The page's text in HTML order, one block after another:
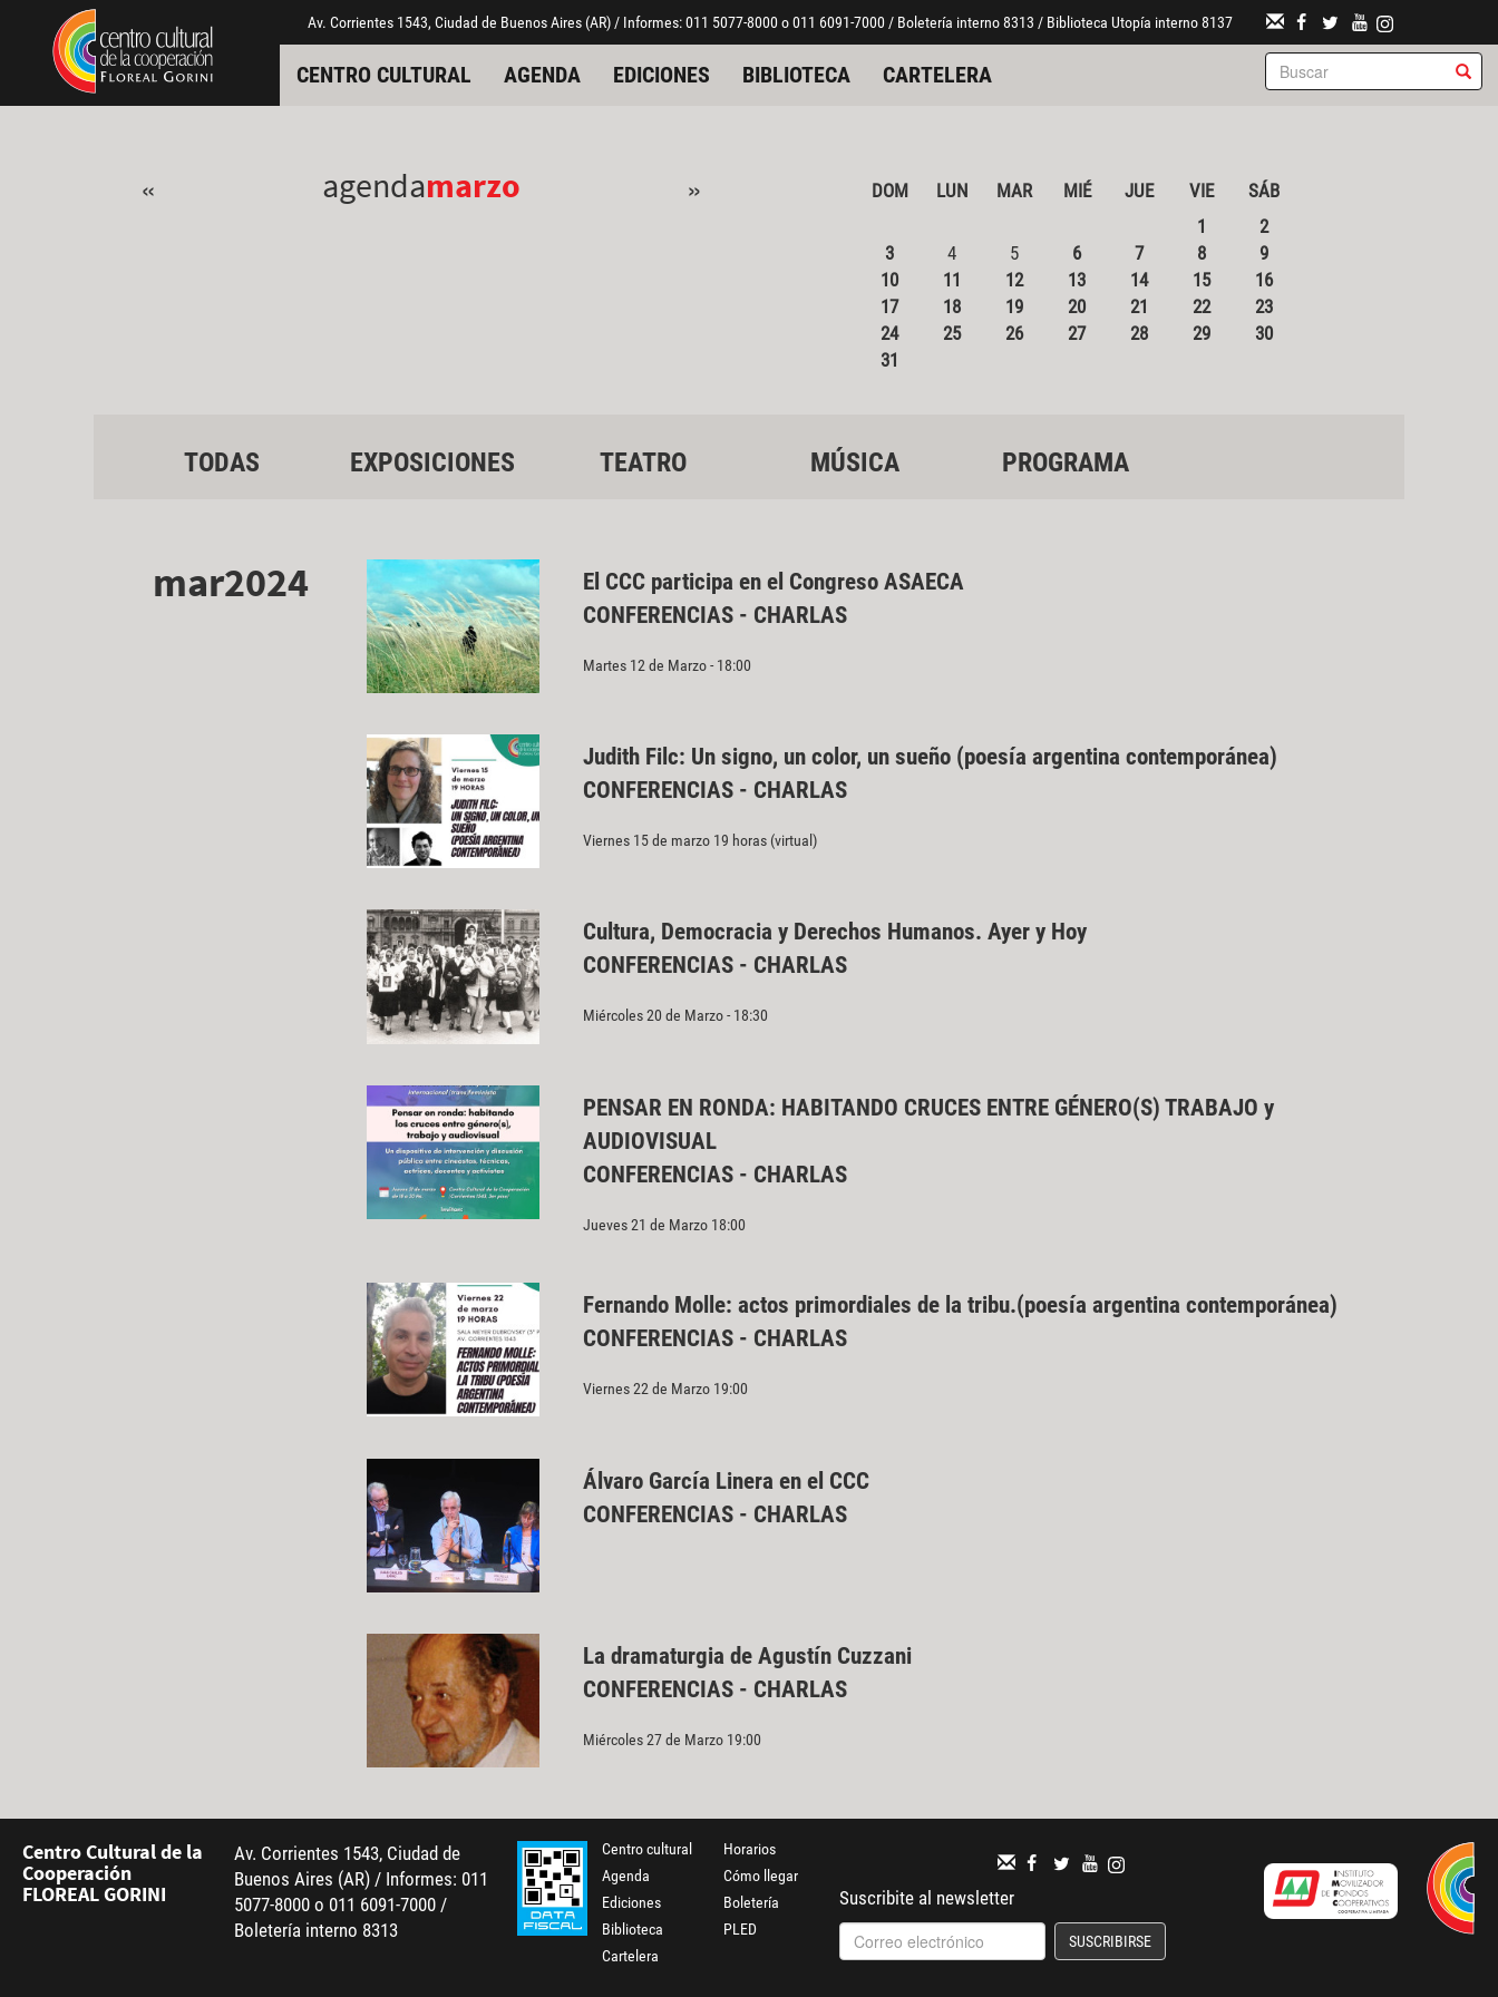
Pasar al contenido principal
Jump to main content Av. Corrientes 1543, Ciudad de Buenos Aires (AR) / Informes: 011 5077-8000 o 011 6091-7000 / Boletería interno 8313 / Biblioteca Utopía interno 8137
CENTRO CULTURAL AGENDA EDICIONES BIBLIOTECA CARTELERA
« agendamarzo » DOM LUN MAR MIÉ JUE VIE
SÁB
1
2
3
4 5 6 7 8
9
10
11 12 13 14 15
16
17
18 19 20 21 22
23
24
25 26 27 28 29
30
31
TODAS EXPOSICIONES TEATRO MÚSICA PROGRAMA
mar2024
El CCC participa en el Congreso ASAECA
CONFERENCIAS - CHARLAS
Martes 12 de Marzo - 18:00
Judith Filc: Un signo, un color, un sueño (poesía argentina contemporánea)
CONFERENCIAS - CHARLAS
Viernes 15 de marzo 19 horas (virtual)
Cultura, Democracia y Derechos Humanos. Ayer y Hoy
CONFERENCIAS - CHARLAS
Miércoles 20 de Marzo - 18:30
PENSAR EN RONDA: HABITANDO CRUCES ENTRE GÉNERO(S) TRABAJO y
AUDIOVISUAL
CONFERENCIAS - CHARLAS
Jueves 21 de Marzo 18:00
Fernando Molle: actos primordiales de la tribu.(poesía argentina contemporánea)
CONFERENCIAS - CHARLAS
Viernes 22 de Marzo 19:00
Álvaro García Linera en el CCC
CONFERENCIAS - CHARLAS
La dramaturgia de Agustín Cuzzani
CONFERENCIAS - CHARLAS
Miércoles 27 de Marzo 19:00
Centro Cultural de la
Cooperación
FLOREAL GORINI
Av. Corrientes 1543, Ciudad de
Buenos Aires (AR) / Informes: 011
5077-8000 o 011 6091-7000 /
Boletería interno 8313
Centro cultural
Agenda
Ediciones
Biblioteca
Cartelera
Horarios
Cómo llegar
Boletería
PLED
Suscribite al newsletter
SUSCRIBIRSE